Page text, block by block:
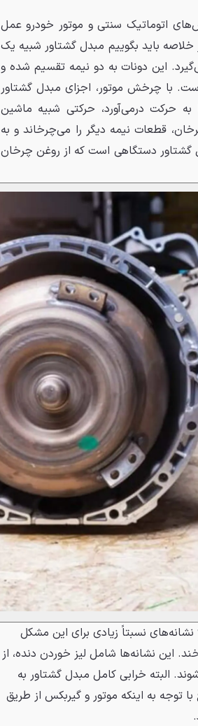
اتوماتیک سنتی و موتور خودرو عمل
خلاصه باید بگوییم مبدل گشتاور شبیه یک
این دونات به دو نیمه تقسیم شده و
با چرخش موتور، اجزای مبدل گشتاور
حرکت درمی‌آورد، حرکتی شبیه ماشین
قطعات نیمه دیگر را می‌چرخاند و به
گشتاور دستگاهی است که از روغن چرخان
نسبتاً زیادی برای این مشکل
این نشانه‌ها شامل لیز خوردن دنده، از
البته خرابی کامل مبدل گشتاور به
توجه به اینکه موتور و گیربکس از طریق